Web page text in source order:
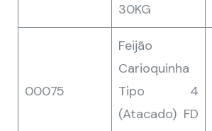
30KG
00075
Feijão
Carioquinha
Tipo 4
(Atacado) FD